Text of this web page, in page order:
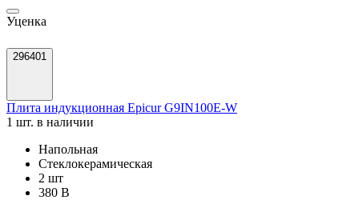
Уценка
296401
Плита индукционная Epicur G9IN100E-W
1 шт. в наличии
Напольная
Стеклокерамическая
2 шт
380 В